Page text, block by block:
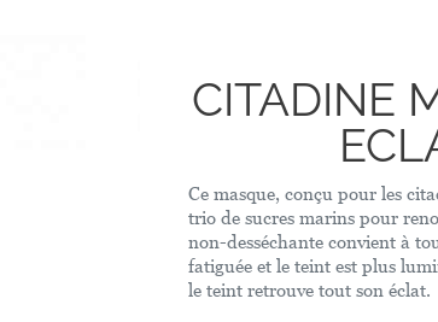
CITADINE
Ce masque, conçu pour les
trio de sucres marins pour
non-desséchante convient à
fatiguée et le teint est plus
le teint retrouve tout son éclat.